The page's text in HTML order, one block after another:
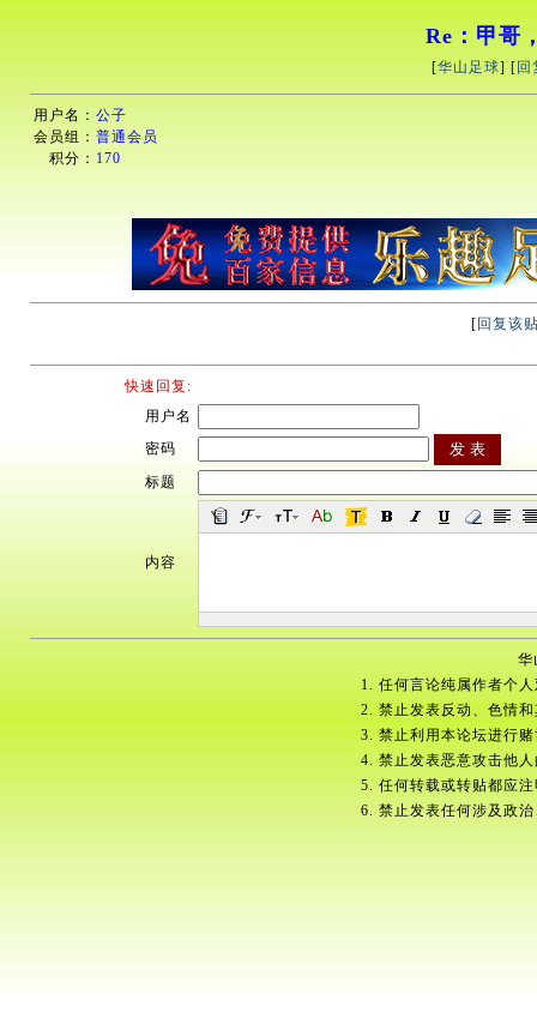
Re：甲哥
[华山足球] [ 回
用户名： 公子
会员组： 普通会员
积分： 170
[ 回复该
快速回复:
用户名
密码
标题
内容
华
1. 任何言论纯属作者个
2. 禁止发表反动、色情
3. 禁止利用本论坛进行
4. 禁止发表恶意攻击他
5. 任何转载或转贴都应
6. 禁止发表任何涉及政